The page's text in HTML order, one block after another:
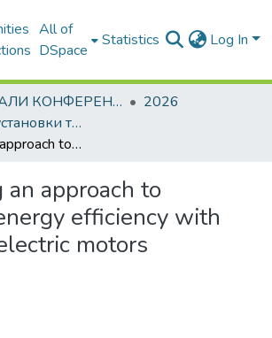
All of
DSpace
Statistics Log In
МАТЕРІАЛИ КОНФЕРЕНЦІЙ
2026
Енергетичні установки та альтернативні джерела енергії
Developing an approach to improving energy efficiency with the use of electric motors
an approach to
efficiency with
motors